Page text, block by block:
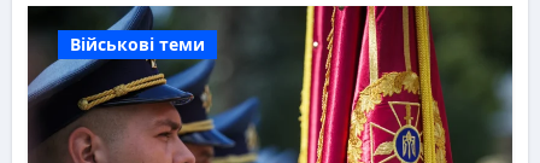
Військові теми